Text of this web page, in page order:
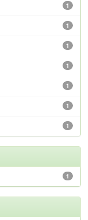
1
1
1
1
1
1
1
1